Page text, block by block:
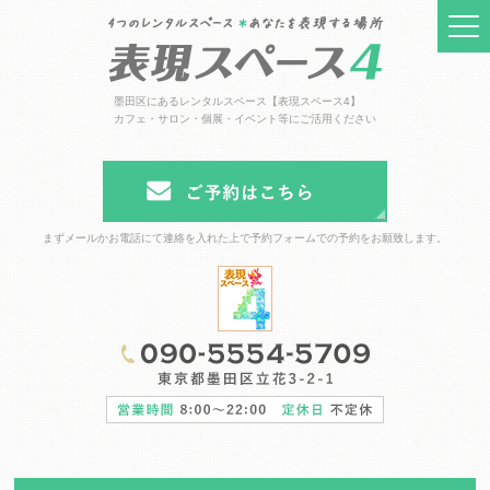
墨田区にあるレンタルスペース【表現スペース4】
カフェ・サロン・個展・イベント等にご活用ください
まずメールかお電話にて連絡を入れた上で予約フォームでの予約をお願致します。